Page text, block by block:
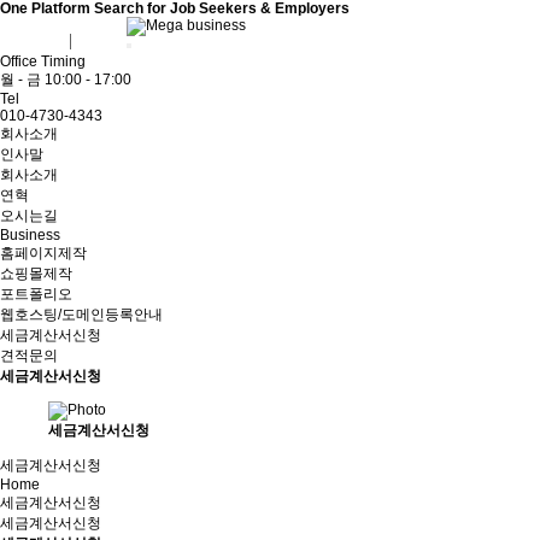
One Platform Search for Job Seekers & Employers
Office Timing
월 - 금 10:00 - 17:00
Tel
010-4730-4343
회사소개
인사말
회사소개
연혁
오시는길
Business
홈페이지제작
쇼핑몰제작
포트폴리오
웹호스팅/도메인등록안내
세금계산서신청
견적문의
세금계산서신청
세금계산서신청
세금계산서신청
Home
세금계산서신청
세금계산서신청